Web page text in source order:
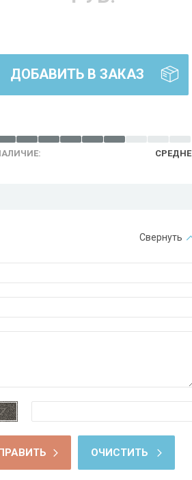
ДОБАВИТЬ В ЗАКАЗ
СРЕДНЕ
Свернуть
ОЧИСТИТЬ